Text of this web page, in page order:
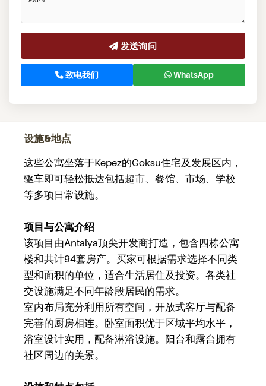
发送询问
致电我们 WhatsApp
设施&地点
这些公寓坐落于Kepez的Goksu住宅及发展区内，
驱车即可轻松抵达包括超市、餐馆、市场、学校
等多项日常设施。
项目与公寓介绍
该项目由Antalya顶尖开发商打造，包含四栋公寓
楼和共计94套房产。买家可根据需求选择不同类
型和面积的单位，适合生活居住及投资。各类社
交设施满足不同年龄段居民的需求。
室内布局充分利用所有空间，开放式客厅与配备
完善的厨房相连。卧室面积优于区域平均水平，
浴室设计实用，配备淋浴设施。阳台和露台拥有
社区周边的美景。